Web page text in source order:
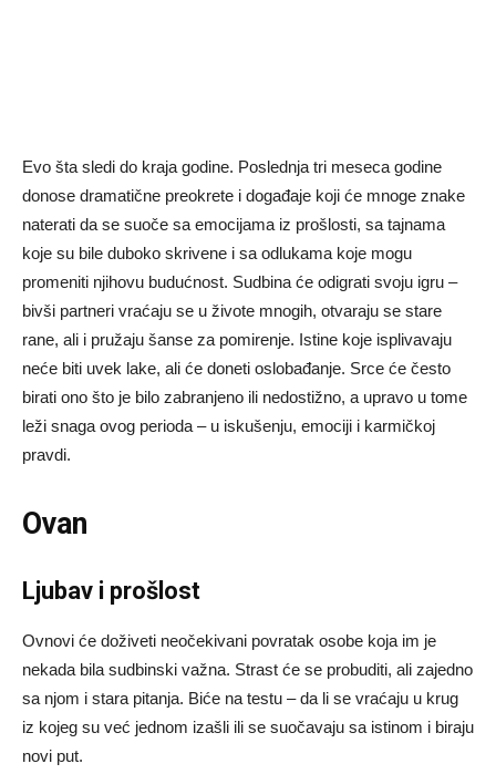
Evo šta sledi do kraja godine. Poslednja tri meseca godine
donose dramatične preokrete i događaje koji će mnoge znake
naterati da se suoče sa emocijama iz prošlosti, sa tajnama
koje su bile duboko skrivene i sa odlukama koje mogu
promeniti njihovu budućnost. Sudbina će odigrati svoju igru –
bivši partneri vraćaju se u živote mnogih, otvaraju se stare
rane, ali i pružaju šanse za pomirenje. Istine koje isplivavaju
neće biti uvek lake, ali će doneti oslobađanje. Srce će često
birati ono što je bilo zabranjeno ili nedostižno, a upravo u tome
leži snaga ovog perioda – u iskušenju, emociji i karmičkoj
pravdi.
Ovan
Ljubav i prošlost
Ovnovi će doživeti neočekivani povratak osobe koja im je
nekada bila sudbinski važna. Strast će se probuditi, ali zajedno
sa njom i stara pitanja. Biće na testu – da li se vraćaju u krug
iz kojeg su već jednom izašli ili se suočavaju sa istinom i biraju
novi put.